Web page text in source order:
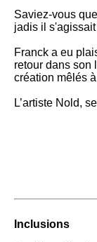
Saviez-vous
jadis il
Franck a eu
retour dans son
création mêlés
L’artiste Nold,
Inclusions